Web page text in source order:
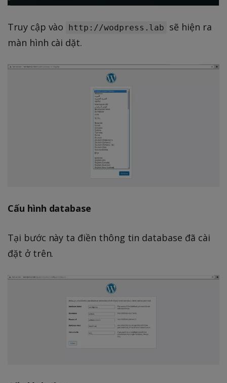
Truy cập vào http://wodpress.lab
sẽ hiện ra
màn hình cài dặt.
Cấu hình database
Tại bước này ta điền thông tin database đã cài
đặt ở trên.